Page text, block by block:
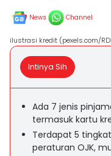
News Channel
ilustrasi kredit (pexels.com/
Intinya Sih
Ada 7 jenis
termasuk kartu
Terdapat 5
peraturan OJK,